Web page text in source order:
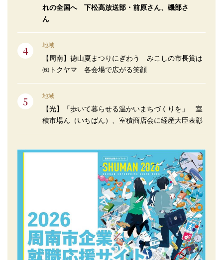
れの全国へ 下松高放送部・前原さん、磯部さ
ん
地域
【周南】徳山夏まつりにぎわう みこしの市長賞は
㈱トクヤマ 各会場で広がる笑顔
地域
【光】「歩いて暮らせる温かいまちづくりを」 室
積市場ん（いちばん）、室積商店会に経産大臣表彰